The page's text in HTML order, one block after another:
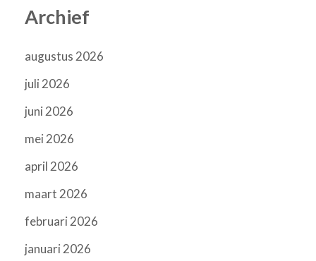
Archief
augustus 2026
juli 2026
juni 2026
mei 2026
april 2026
maart 2026
februari 2026
januari 2026